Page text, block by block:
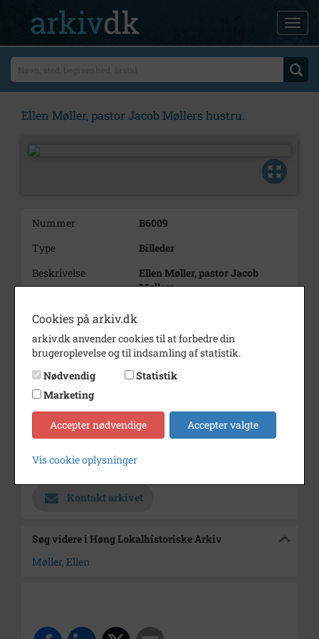
Ellen Møller, pastor Jacob Møllers hustru.
Nummer
B6009
Type
Billeder
Beskrivelse
Ellen Møller, pastor Jacob
Møllers
Årstal
Fotograf
Ukendt
Se på kort
Type
Enhed
Ørslev Sogn (Kalundborg
Kommune) (1000-2050)
Arkiv
Kontakt arkivet
Søg videre i Høng Lokalhistoriske Arkiv
Møller, Ellen
Cookies på arkiv.dk
arkiv.dk anvender cookies til at forbedre din
brugeroplevelse og til indsamling af statistik.
Nødvendig
Statistik
Marketing
Accepter nødvendige Accepter valgte
Vis cookie oplysninger